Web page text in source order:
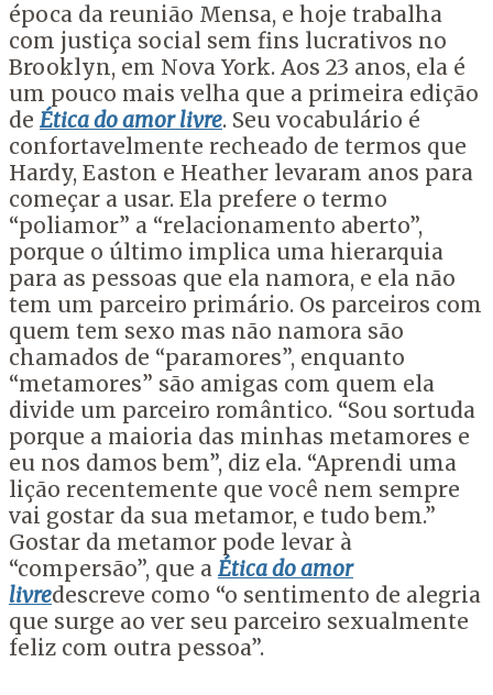
época da reunião Mensa, e hoje trabalha
com justiça social sem fins lucrativos no
Brooklyn, em Nova York. Aos 23 anos, ela é
um pouco mais velha que a primeira edição
de Ética do amor livre. Seu vocabulário é
confortavelmente recheado de termos que
Hardy, Easton e Heather levaram anos para
começar a usar. Ela prefere o termo
“poliamor” a “relacionamento aberto”,
porque o último implica uma hierarquia
para as pessoas que ela namora, e ela não
tem um parceiro primário. Os parceiros com
quem tem sexo mas não namora são
chamados de “paramores”, enquanto
“metamores” são amigas com quem ela
divide um parceiro romântico. “Sou sortuda
porque a maioria das minhas metamores e
eu nos damos bem”, diz ela. “Aprendi uma
lição recentemente que você nem sempre
vai gostar da sua metamor, e tudo bem.”
Gostar da metamor pode levar à
“compersão”, que a Ética do amor
livredescreve como “o sentimento de alegria
que surge ao ver seu parceiro sexualmente
feliz com outra pessoa”.